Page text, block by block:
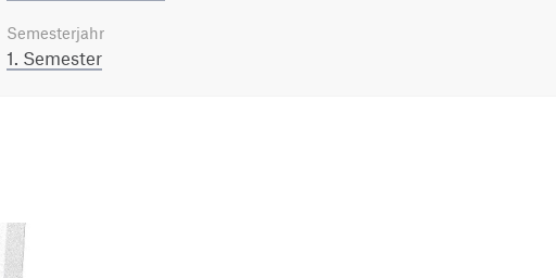
Semesterjahr
1. Semester